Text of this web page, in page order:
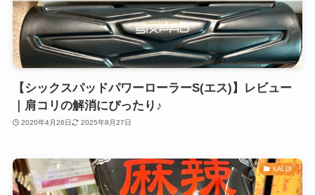
【シックスパッドパワーローラーS(エス)】レビュー
｜肩コリの解消にぴったり♪
2020年4月26日 2025年8月27日
KALDI